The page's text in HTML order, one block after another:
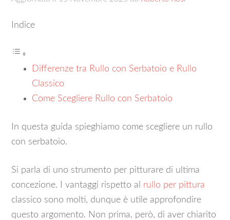
Indice
Differenze tra Rullo con Serbatoio e Rullo
Classico
Come Scegliere Rullo con Serbatoio
In questa guida spieghiamo come scegliere un rullo
con serbatoio.
Si parla di uno strumento per pitturare di ultima
concezione. I vantaggi rispetto al rullo per pittura
classico sono molti, dunque è utile approfondire
questo argomento. Non prima, però, di aver chiarito